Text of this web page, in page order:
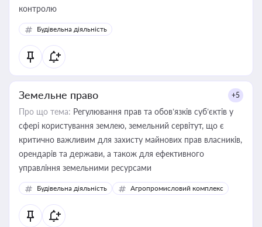
контролю
Будівельна діяльність
Земельне право +5
Про що тема: Регулювання прав та обов’язків суб’єктів у
сфері користування землею, земельний сервітут, що є
критично важливим для захисту майнових прав власників,
орендарів та держави, а також для ефективного
управління земельними ресурсами
Будівельна діяльність Агропромисловий комплекс